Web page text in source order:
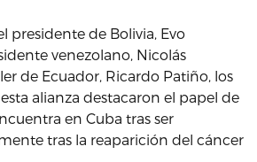
presidente de Bolivia, Evo
venezolano, Nicolás
de Ecuador, Ricardo Patiño, los
alianza destacaron el papel de
en Cuba tras ser
tras la reaparición del cáncer